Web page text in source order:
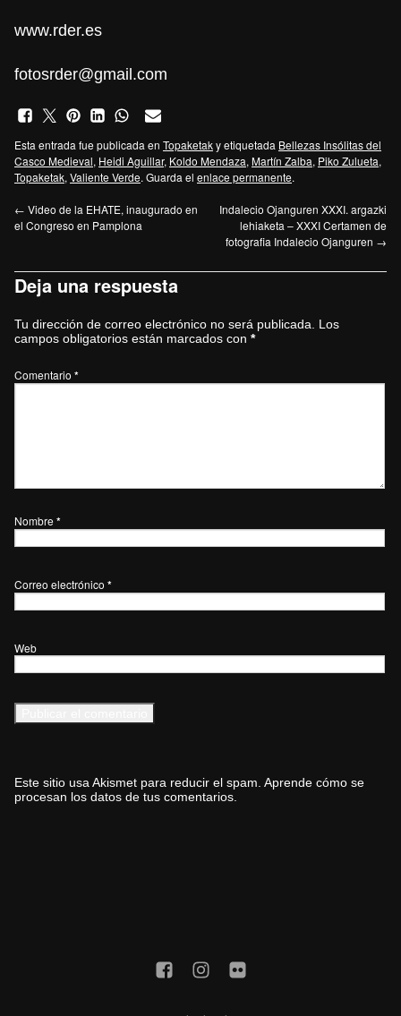
www.rder.es
fotosrder@gmail.com
Esta entrada fue publicada en Topaketaky etiquetada Bellezas Insólitas del
Casco Medieval, Heidi Aguillar, Koldo Mendaza, Martín Zalba, Piko Zulueta,
Topaketak, Valiente Verde. Guarda el enlace permanente.
← Video de la EHATE, inaugurado en
el Congreso en Pamplona
Indalecio Ojanguren XXXI. argazki
lehiaketa – XXXI Certamen de
fotografia Indalecio Ojanguren →
Deja una respuesta
Tu dirección de correo electrónico no será publicada.
Los
campos obligatorios están marcados con *
Comentario *
Nombre *
Correo electrónico *
Web
Este sitio usa Akismet para reducir el spam. Aprende cómo se
procesan los datos de tus comentarios.